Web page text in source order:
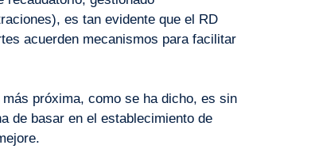
es tan evidente que el RD
acuerden mecanismos para facilitar
próxima, como se ha dicho, es sin
de basar en el establecimiento de